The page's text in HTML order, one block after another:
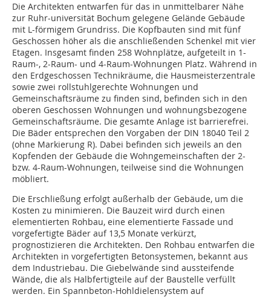
Die Architekten entwarfen für das in unmittelbarer Nähe
zur Ruhr-universität Bochum gelegene Gelände Gebäude
mit L-förmigem Grundriss. Die Kopfbauten sind mit fünf
Geschossen höher als die anschließenden Schenkel mit vier
Etagen. Insgesamt finden 258 Wohnplätze, aufgeteilt in 1-
Raum-, 2-Raum- und 4-Raum-Wohnungen Platz. Während in
den Erdgeschossen Technikräume, die Hausmeis­terzentrale
sowie zwei rollstuhlgerechte Wohnungen und
Gemeinschaftsräume zu finden sind, befinden sich in den
oberen Geschossen Wohnungen und wohnungsbezogene
Gemeinschaftsräume. Die gesamte Anlage ist barrierefrei.
Die Bäder entsprechen den Vorgaben der DIN 18040 Teil 2
(ohne Markierung R). Dabei befinden sich jeweils an den
Kopfenden der Gebäude die Wohngemeinschaften der 2-
bzw. 4-Raum-Wohnungen, teilweise sind die Wohnungen
möbliert.
Die Erschließung erfolgt außerhalb der Gebäude, um die
Kosten zu minimieren. Die Bauzeit wird durch einen
elementierten Rohbau, eine elementierte Fassade und
vorgefertigte Bäder auf 13,5 Monate verkürzt,
prognostizieren die Architekten. Den Rohbau entwarfen die
Architekten in vorgefertigten Betonsystemen, bekannt aus
dem Industriebau. Die Giebelwände sind aussteifende
Wände, die als Halbfertigteile auf der Baustelle verfüllt
werden. Ein Spannbeton-Hohldielensystem auf